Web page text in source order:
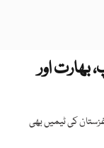
بھارت اور
کی ٹیمیں بھی